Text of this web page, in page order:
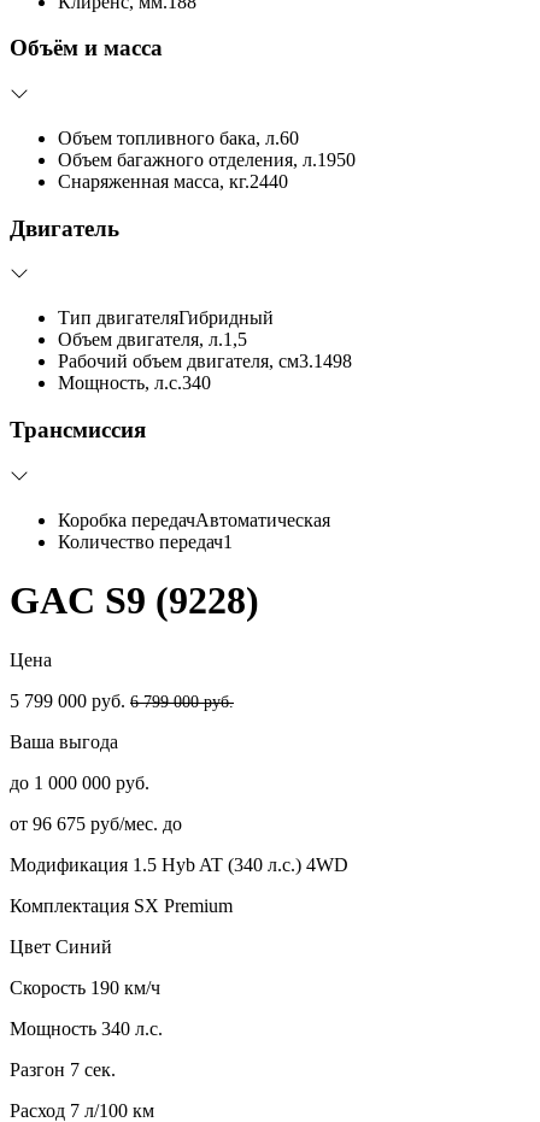
Объём и масса
Объем топливного бака, л.60
Объем багажного отделения, л.1950
Снаряженная масса, кг.2440
Двигатель
Тип двигателяГибридный
Объем двигателя, л.1,5
Рабочий объем двигателя, см3.1498
Мощность, л.с.340
Трансмиссия
Коробка передачАвтоматическая
Количество передач1
GAC S9 (9228)
Цена
5 799 000 руб. 6 799 000 руб.
Ваша выгода
до 1 000 000 руб.
от 96 675 руб/мес. до
Модификация 1.5 Hyb AT (340 л.с.) 4WD
Комплектация SX Premium
Цвет Синий
Скорость 190 км/ч
Мощность 340 л.с.
Разгон 7 сек.
Расход 7 л/100 км